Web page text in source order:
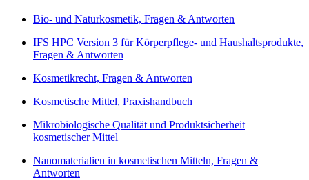
Bio- und Naturkosmetik, Fragen & Antworten
IFS HPC Version 3 für Körperpflege- und Haushaltsprodukte,
Fragen & Antworten
Kosmetikrecht, Fragen & Antworten
Kosmetische Mittel, Praxishandbuch
Mikrobiologische Qualität und Produktsicherheit
kosmetischer Mittel
Nanomaterialien in kosmetischen Mitteln, Fragen &
Antworten